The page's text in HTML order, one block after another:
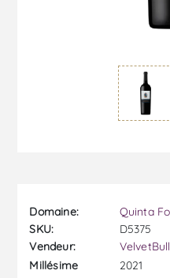
Domaine:
Quinta
SKU:
D5375
Vendeur:
Millésime
2021